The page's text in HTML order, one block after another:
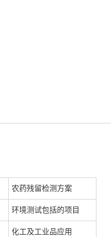
农药残留检测方案
环境测试包括的项目
化工及工业品应用